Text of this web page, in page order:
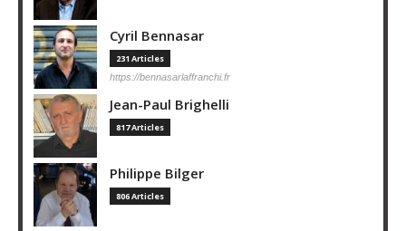
Cyril Bennasar
231 Articles
https://bennasarlaffranchi.fr
Jean-Paul Brighelli
817 Articles
Philippe Bilger
806 Articles